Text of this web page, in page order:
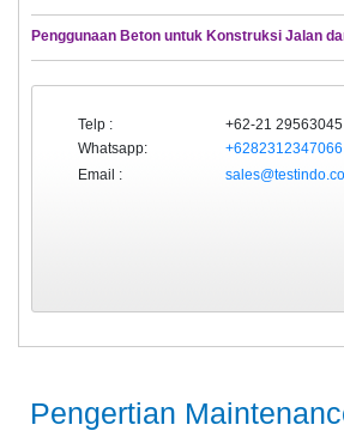
Penggunaan Beton untuk Konstruksi Jalan
Telp :
+62-21 29563045
Whatsapp:
+6282312347066
Email :
Pengertian